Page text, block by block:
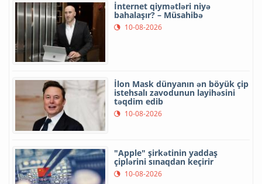
İnternet qiymətləri niyə
bahalaşır? – Müsahibə
10-08-2026
İlon Mask dünyanın ən böyük çip
istehsalı zavodunun layihəsini
təqdim edib
10-08-2026
"Apple" şirkətinin yaddaş
çiplərini sınaqdan keçirir
10-08-2026